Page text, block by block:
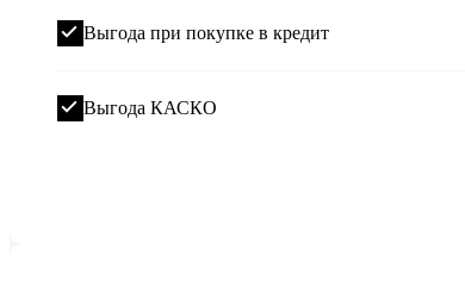
Выгода при покупке в кредит
Выгода КАСКО